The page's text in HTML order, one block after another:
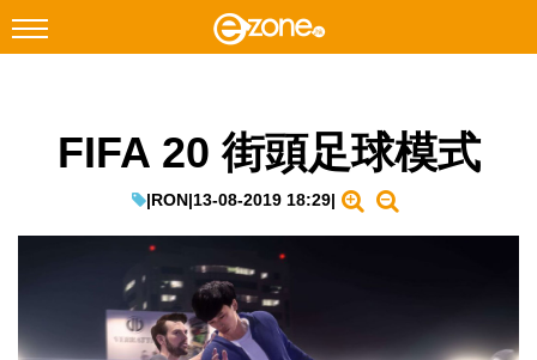
Facebook Instagram
網絡生活
教學評測
FIFA 20 街頭足球模式
|RON|13-08-2019 18:29|